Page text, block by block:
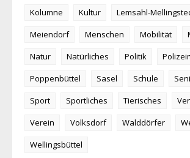
Kolumne
Kultur
Lemsahl-
Meiendorf
Menschen Mobilität
Natur
Natürliches Politik
Poppenbüttel
Sasel Schule
Sport
Sportliches Tierisches
Verein
Volksdorf Walddörfer
Wellingsbüttel